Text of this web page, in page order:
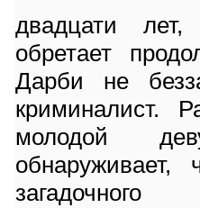
двадцати
обретает
Дарби не
криминалист.
молодой